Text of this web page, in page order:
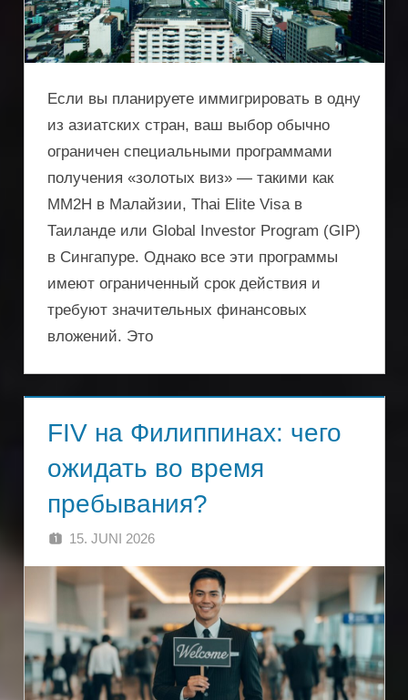
Если вы планируете иммигрировать в одну
из азиатских стран, ваш выбор обычно
ограничен специальными программами
получения «золотых виз» — такими как
MM2H в Малайзии, Thai Elite Visa в
Таиланде или Global Investor Program (GIP)
в Сингапуре. Однако все эти программы
имеют ограниченный срок действия и
требуют значительных финансовых
вложений. Это
FIV на Филиппинах: чего
ожидать во время
пребывания?
15. JUNI 2026